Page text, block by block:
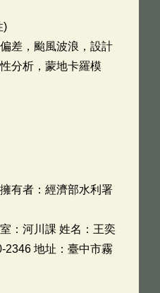
)
差，颱風波浪，設計
分析，蒙地卡羅模
有者：經濟部水利署
：河川課 姓名：王奕
2346 地址：臺中市霧